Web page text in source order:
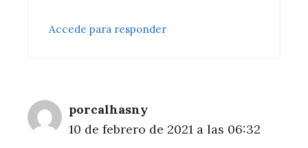
Accede para responder
porcalhasny
10 de febrero de 2021 a las 06:32